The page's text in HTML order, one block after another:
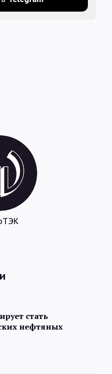
стать
нефтяных